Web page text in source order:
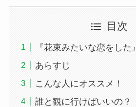
目次
『花束みたいな恋をした』
あらすじ
こんな人にオススメ！
誰と観に行けばいいの？